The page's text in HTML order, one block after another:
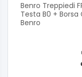
Benro Treppiedi
Testa B0 +
Benro